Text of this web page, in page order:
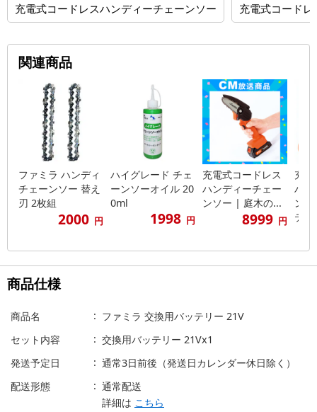
充電式コードレスハンディーチェーンソー 充電式コード
関連商品
ファミラ ハンディ
チェーンソー 替え
刃 2枚組
2000 円
ハイグレード チェ
ーンソーオイル 20
0ml
1998 円
充電式コードレス
ハンディーチェー
ンソー | 庭木の...
8999 円
充
ハン
ン
テ...
商品仕様
商品名
ファミラ 交換用バッテリー 21V
セット内容
交換用バッテリー 21Vx1
発送予定日
通常3日前後（発送日カレンダー休日除く）
配送形態
通常配送
詳細は こちら